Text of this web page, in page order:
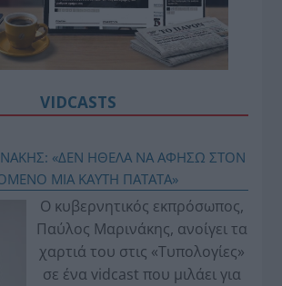
VIDCASTS
«ΔΕΝ ΗΘΕΛΑ ΝΑ ΑΦΗΣΩ ΣΤΟΝ
ΜΙΑ ΚΑΥΤΗ ΠΑΤΑΤΑ»
Ο κυβερνητικός εκπρόσωπος,
Παύλος Μαρινάκης, ανοίγει τα
χαρτιά του στις «Τυπολογίες»
σε ένα vidcast που μιλάει για